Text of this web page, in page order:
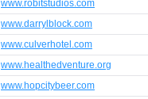
www.robitstudios.com
www.darrylblock.com
www.culverhotel.com
www.healthedventure.org
www.hopcitybeer.com